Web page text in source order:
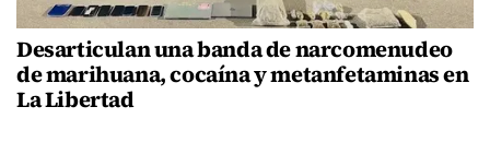
Desarticulan una banda de narcomenudeo
de marihuana, cocaína y metanfetaminas en
La Libertad